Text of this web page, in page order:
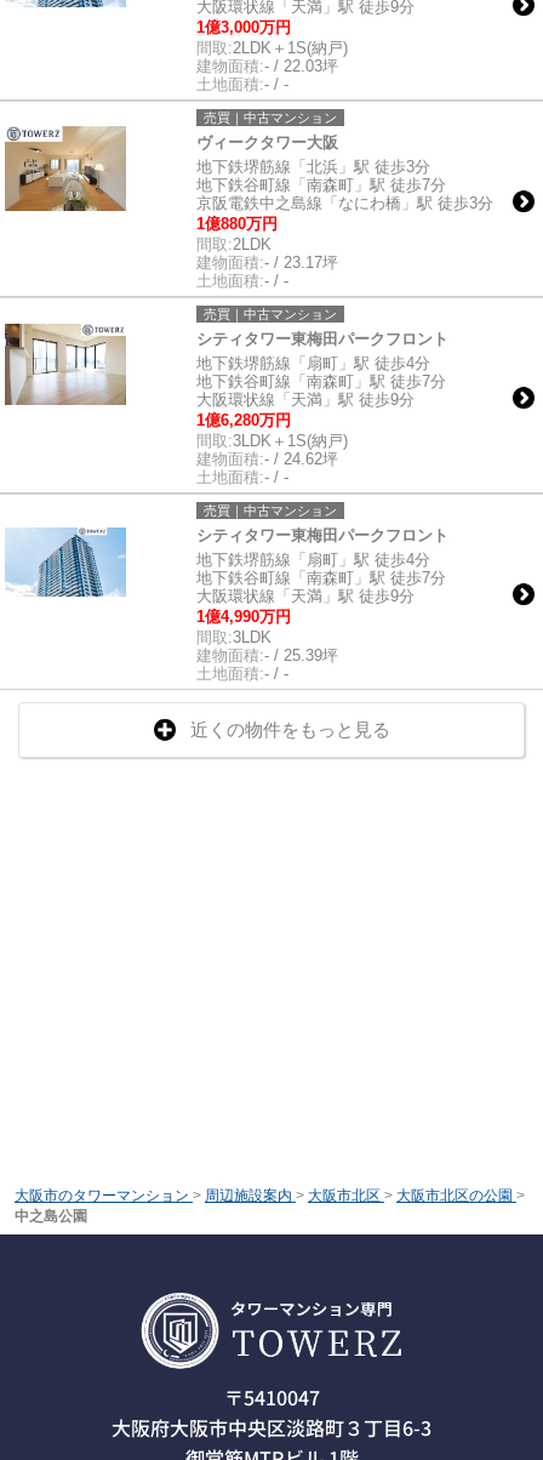
大阪環状線「天満」駅 徒歩9分
1億3,000万円
間取:2LDK＋1S(納戸)
建物面積:- / 22.03坪
土地面積:- / -
売買｜中古マンション
ヴィークタワー大阪
地下鉄堺筋線「北浜」駅 徒歩3分
地下鉄谷町線「南森町」駅 徒歩7分
京阪電鉄中之島線「なにわ橋」駅 徒歩3分
1億880万円
間取:2LDK
建物面積:- / 23.17坪
土地面積:- / -
売買｜中古マンション
シティタワー東梅田パークフロント
地下鉄堺筋線「扇町」駅 徒歩4分
地下鉄谷町線「南森町」駅 徒歩7分
大阪環状線「天満」駅 徒歩9分
1億6,280万円
間取:3LDK＋1S(納戸)
建物面積:- / 24.62坪
土地面積:- / -
売買｜中古マンション
シティタワー東梅田パークフロント
地下鉄堺筋線「扇町」駅 徒歩4分
地下鉄谷町線「南森町」駅 徒歩7分
大阪環状線「天満」駅 徒歩9分
1億4,990万円
間取:3LDK
建物面積:- / 25.39坪
土地面積:- / -
近くの物件をもっと見る
大阪市のタワーマンション > 周辺施設案内 > 大阪市北区 > 大阪市北区の公園 >
中之島公園
〒5410047
大阪府大阪市中央区淡路町３丁目6-3